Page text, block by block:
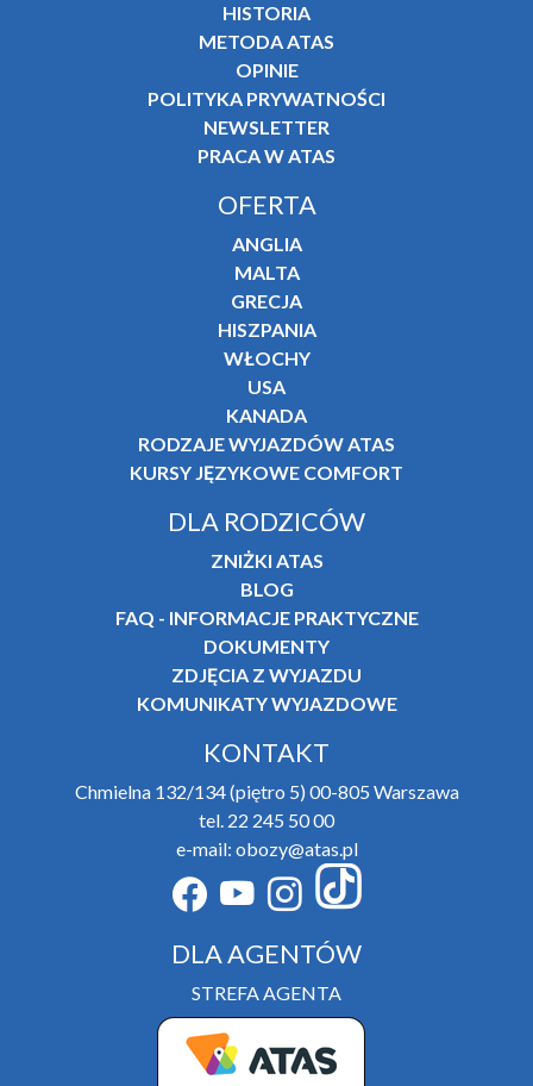
HISTORIA
METODA ATAS
OPINIE
POLITYKA PRYWATNOŚCI
NEWSLETTER
PRACA W ATAS
OFERTA
ANGLIA
MALTA
GRECJA
HISZPANIA
WŁOCHY
USA
KANADA
RODZAJE WYJAZDÓW ATAS
KURSY JĘZYKOWE COMFORT
DLA RODZICÓW
ZNIŻKI ATAS
BLOG
FAQ - INFORMACJE PRAKTYCZNE
DOKUMENTY
ZDJĘCIA Z WYJAZDU
KOMUNIKATY WYJAZDOWE
KONTAKT
Chmielna 132/134 (piętro 5) 00-805 Warszawa
tel. 22 245 50 00
e-mail: obozy@atas.pl
DLA AGENTÓW
STREFA AGENTA